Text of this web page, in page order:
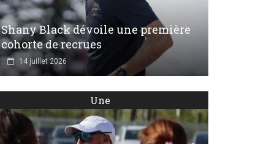
Shany Black dévoile une première
cohorte de recrues
14 juillet 2026
Une